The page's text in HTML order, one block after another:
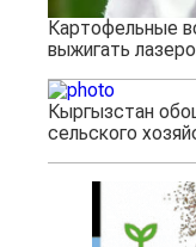
Картофельные
выжигать
Кыргызстан
сельского